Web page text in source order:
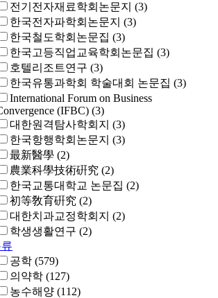
전기전자재료학회논문지 (3)
한국전자파학회논문지 (3)
한국철도학회논문집 (3)
한국고등직업교육학회논문집 (3)
호텔리조트연구 (3)
한국유통과학회 학술대회 논문집 (3)
International Forum on Business
(IFBC) (3)
대한원격탐사학회지 (3)
한국항행학회논문지 (3)
最新醫學 (2)
農業科學技術硏究 (2)
한국교통대학교 논문집 (2)
初等敎育硏究 (2)
대한치과교정학회지 (2)
학생생활연구 (2)
공학 (579)
의약학 (127)
농수해양 (112)